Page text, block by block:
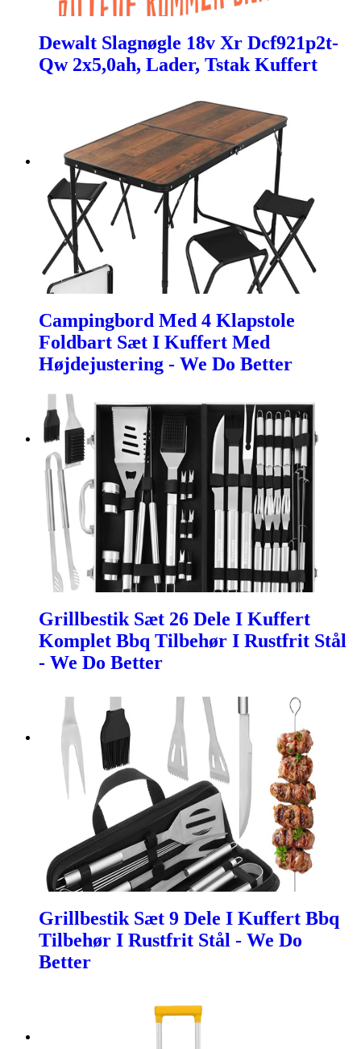
Dewalt Slagnøgle 18v Xr Dcf921p2t-
Qw 2x5,0ah, Lader, Tstak Kuffert
Campingbord Med 4 Klapstole
Foldbart Sæt I Kuffert Med
Højdejustering - We Do Better
Grillbestik Sæt 26 Dele I Kuffert
Komplet Bbq Tilbehør I Rustfrit Stål
- We Do Better
Grillbestik Sæt 9 Dele I Kuffert Bbq
Tilbehør I Rustfrit Stål - We Do
Better